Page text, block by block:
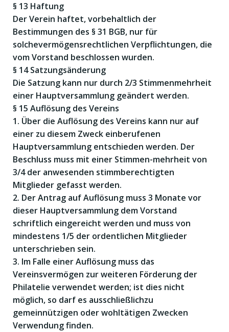
§ 13 Haftung
Der Verein haftet, vorbehaltlich der
Bestimmungen des § 31 BGB, nur für
solchevermögensrechtlichen Verpflichtungen, die
vom Vorstand beschlossen wurden.
§ 14 Satzungsänderung
Die Satzung kann nur durch 2/3 Stimmenmehrheit
einer Hauptversammlung geändert werden.
§ 15 Auflösung des Vereins
1. Über die Auflösung des Vereins kann nur auf
einer zu diesem Zweck einberufenen
Hauptversammlung entschieden werden. Der
Beschluss muss mit einer Stimmen-mehrheit von
3/4 der anwesenden stimmberechtigten
Mitglieder gefasst werden.
2. Der Antrag auf Auflösung muss 3 Monate vor
dieser Hauptversammlung dem Vorstand
schriftlich eingereicht werden und muss von
mindestens 1/5 der ordentlichen Mitglieder
unterschrieben sein.
3. Im Falle einer Auflösung muss das
Vereinsvermögen zur weiteren Förderung der
Philatelie verwendet werden; ist dies nicht
möglich, so darf es ausschließlichzu
gemeinnützigen oder wohltätigen Zwecken
Verwendung finden.